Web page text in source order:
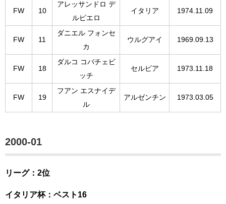
FW 10
アレッサンドロ デ
ルピエロ
イタリア 1974.11.09
FW 11
ダニエル フォンセ
カ
ウルグアイ 1969.09.13
FW 18
ダルコ コバチェビ
ッチ
セルビア 1973.11.18
FW 19
フアン エスナイデ
ル
アルゼンチン 1973.03.05
2000-01
リーグ：2位
イタリア杯：ベスト16